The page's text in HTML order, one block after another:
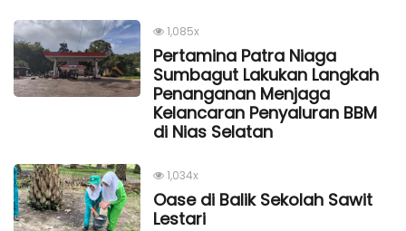
1,085x
Pertamina Patra Niaga
Sumbagut Lakukan Langkah
Penanganan Menjaga
Kelancaran Penyaluran BBM
di Nias Selatan
1,034x
Oase di Balik Sekolah Sawit
Lestari